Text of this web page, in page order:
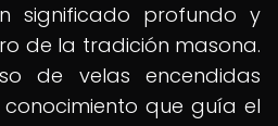
significado profundo y
de la tradición masona.
de velas encendidas
que guía el